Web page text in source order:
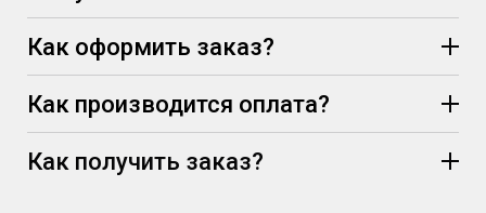
Как оформить заказ?
Как производится оплата?
Как получить заказ?